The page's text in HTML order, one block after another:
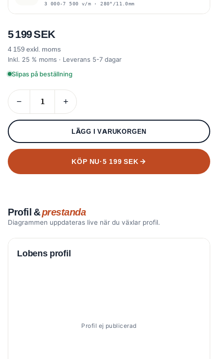
3 000-7 500 v/m · 280°/11.0mm
5 199 SEK
4 159 exkl. moms
Inkl. 25 % moms · Leverans 5-7 dagar
Slipas på beställning
− +
LÄGG I VARUKORGEN
KÖP NU·5 199 SEK
Profil &prestanda
Diagrammen uppdateras live när du växlar profil.
Lobens profil
Profil ej publicerad